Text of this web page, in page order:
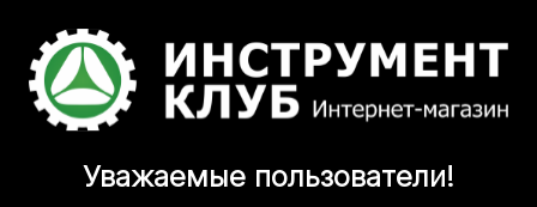
Уважаемые пользователи!